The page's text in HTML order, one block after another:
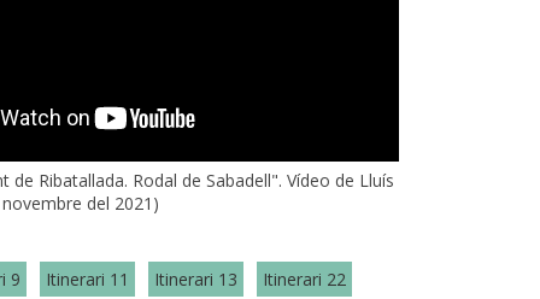
de Ribatallada. Rodal de Sabadell". Vídeo de Lluís
del 2021)
9 Itinerari 11 Itinerari 13 Itinerari 22